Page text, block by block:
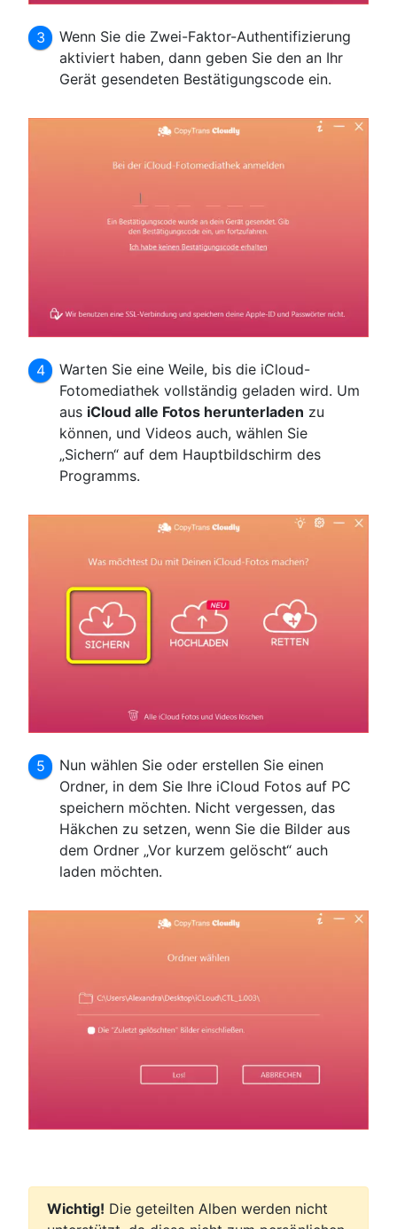
Wenn Sie die Zwei-Faktor-Authentifizierung
aktiviert haben, dann geben Sie den an Ihr
Gerät gesendeten Bestätigungscode ein.
Warten Sie eine Weile, bis die iCloud-
Fotomediathek vollständig geladen wird. Um
aus iCloud alle Fotos herunterladen zu
können, und Videos auch, wählen Sie
„Sichern“ auf dem Hauptbildschirm des
Programms.
Nun wählen Sie oder erstellen Sie einen
Ordner, in dem Sie Ihre iCloud Fotos auf PC
speichern möchten. Nicht vergessen, das
Häkchen zu setzen, wenn Sie die Bilder aus
dem Ordner „Vor kurzem gelöscht“ auch
laden möchten.
Wichtig! Die geteilten Alben werden nicht